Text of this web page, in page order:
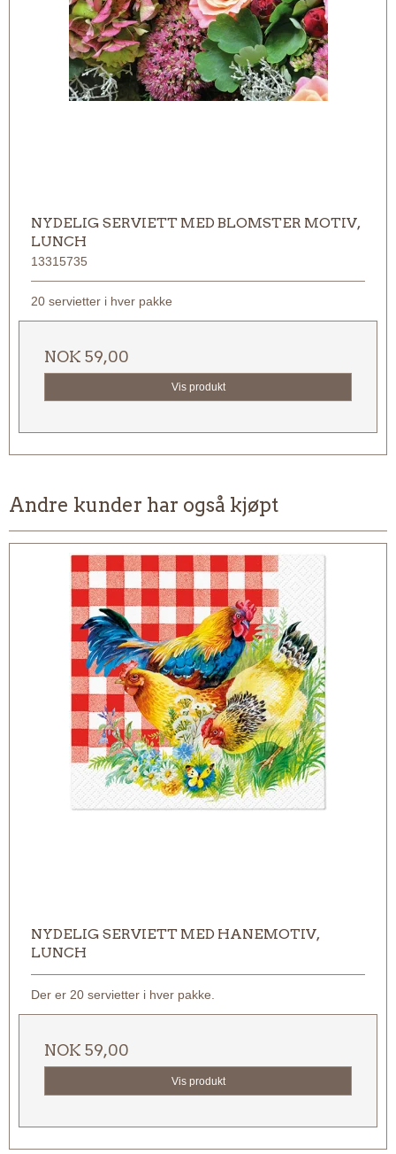
NYDELIG SERVIETT MED BLOMSTER MOTIV,
LUNCH
13315735
20 servietter i hver pakke
NOK 59,00
Vis produkt
Andre kunder har også kjøpt
NYDELIG SERVIETT MED HANEMOTIV,
LUNCH
Der er 20 servietter i hver pakke.
NOK 59,00
Vis produkt